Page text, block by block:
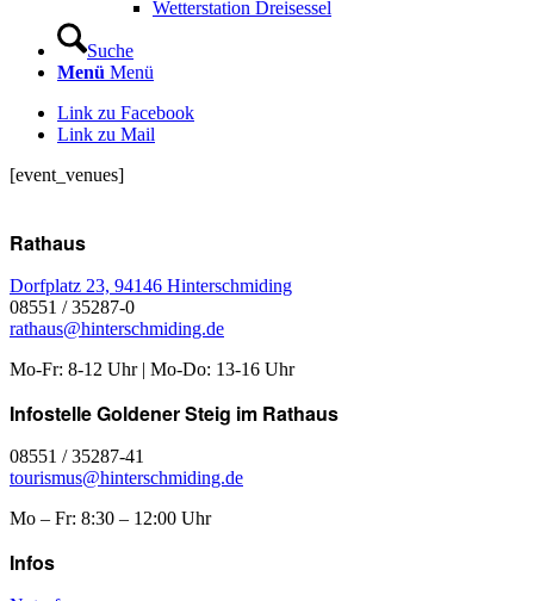
Wetterstation Dreisessel
Suche
Menü Menü
Link zu Facebook
Link zu Mail
[event_venues]
Rathaus
Dorfplatz 23, 94146 Hinterschmiding
08551 / 35287-0
rathaus@hinterschmiding.de
Mo-Fr: 8-12 Uhr | Mo-Do: 13-16 Uhr
Infostelle Goldener Steig im Rathaus
08551 / 35287-41
tourismus@hinterschmiding.de
Mo – Fr: 8:30 – 12:00 Uhr
Infos